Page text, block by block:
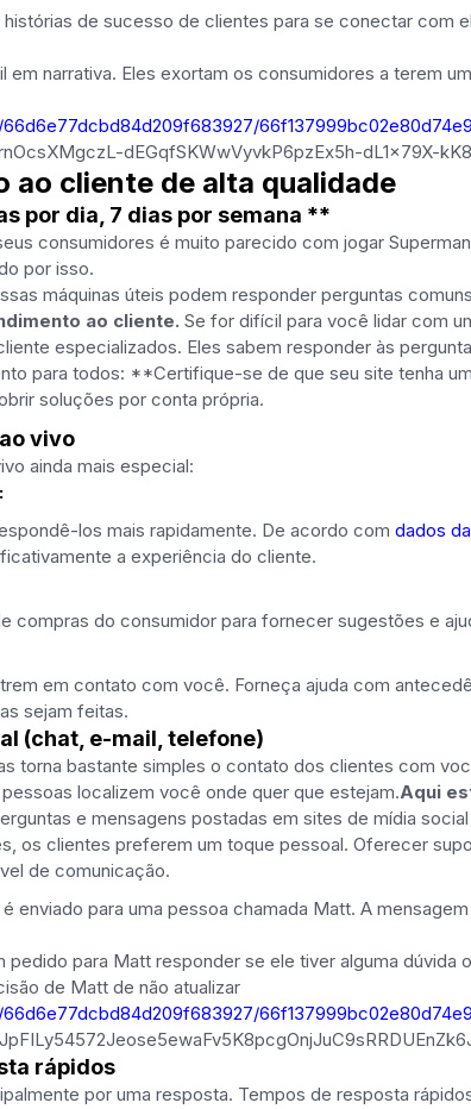
de sucesso de clientes para se conectar com
em narrativa. Eles exortam os consumidores a terem
dEGqfSKWwVyvkP6pzEx5h-dL1x79X-
ao cliente de alta qualidade
por dia, 7 dias por semana **
consumidores é muito parecido com jogar
por isso.
máquinas úteis podem responder perguntas
ao cliente. Se for difícil para você lidar com
especializados. Eles sabem responder às
para todos: **Certifique-se de que seu site tenha
soluções por conta própria.
vivo
ainda mais especial:
los mais rapidamente. De acordo com dados
a experiência do cliente.
compras do consumidor para fornecer sugestões e
em contato com você. Forneça ajuda com
sejam feitas.
(chat, e-mail, telefone)
torna bastante simples o contato dos clientes com
localizem você onde quer que estejam.Aqui
e mensagens postadas em sites de mídia
os clientes preferem um toque pessoal. Oferecer
de comunicação.
enviado para uma pessoa chamada Matt. A
para Matt responder se ele tiver alguma dúvida
de Matt de não atualizar
rápidos
por uma resposta. Tempos de resposta